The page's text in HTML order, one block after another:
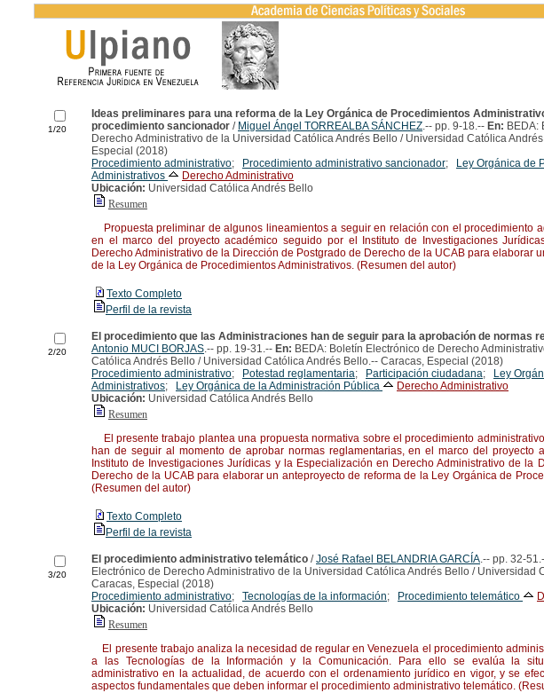
1/20
Ideas preliminares para una reforma de la Ley Orgánica de Procedimientos
procedimiento sancionador / Miguel Ángel TORREALBA SÁNCHEZ.-- pp. 9-18.-- En: BEDA:
Derecho Administrativo de la Universidad Católica Andrés Bello / Universidad Católica
Especial (2018)
Procedimiento administrativo; Procedimiento administrativo sancionador;
Ley Orgánica de
Administrativos
Derecho Administrativo
Ubicación: Universidad Católica Andrés Bello
Resumen
Propuesta preliminar de algunos lineamientos a seguir en relación con el procedimiento
en el marco del proyecto académico seguido por el Instituto de Investigaciones
Derecho Administrativo de la Dirección de Postgrado de Derecho de la UCAB para elaborar
de la Ley Orgánica de Procedimientos Administrativos. (Resumen del autor)
Texto Completo
Perfil de la revista
2/20
El procedimiento que las Administraciones han de seguir para la aprobación de normas
Antonio MUCI BORJAS.-- pp. 19-31.-- En: BEDA: Boletín Electrónico de Derecho
Católica Andrés Bello / Universidad Católica Andrés Bello.-- Caracas, Especial (2018)
Procedimiento administrativo; Potestad reglamentaria; Participación ciudadana;
Ley
Administrativos; Ley Orgánica de la Administración Pública
Derecho Administrativo
Ubicación: Universidad Católica Andrés Bello
Resumen
El presente trabajo plantea una propuesta normativa sobre el procedimiento
han de seguir al momento de aprobar normas reglamentarias, en el marco del proyecto
Instituto de Investigaciones Jurídicas y la Especialización en Derecho Administrativo de la
Derecho de la UCAB para elaborar un anteproyecto de reforma de la Ley Orgánica de
(Resumen del autor)
Texto Completo
Perfil de la revista
3/20
El procedimiento administrativo telemático /José Rafael BELANDRIA GARCÍA.-- pp. 32-
Electrónico de Derecho Administrativo de la Universidad Católica Andrés Bello / Universidad
Caracas, Especial (2018)
Procedimiento administrativo; Tecnologías de la información; Procedimiento telemático
Ubicación: Universidad Católica Andrés Bello
Resumen
El presente trabajo analiza la necesidad de regular en Venezuela el procedimiento
a las Tecnologías de la Información y la Comunicación. Para ello se evalúa la
administrativo en la actualidad, de acuerdo con el ordenamiento jurídico en vigor, y se
aspectos fundamentales que deben informar el procedimiento administrativo telemático.